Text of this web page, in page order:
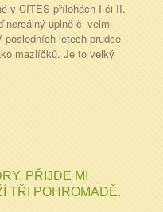
v CITES přílohách I či II.
nereálný úplně či velmi
letech prudce
mazlíčků. Je to velký
PŘIJDE MI
TŘI POHROMADĚ.